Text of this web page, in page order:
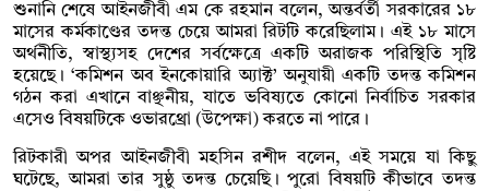
শুনানি শেষে আইনজীবী এম কে রহমান বলেন, অন্তর্বর্তী সরকারের ১৮
মাসের কর্মকাণ্ডের তদন্ত চেয়ে আমরা রিটটি করেছিলাম। এই ১৮ মাসে
অর্থনীতি, স্বাস্থ্যসহ দেশের সর্বক্ষেত্রে একটি অরাজক পরিস্থিতি সৃষ্টি
হয়েছে। ‘কমিশন অব ইনকোয়ারি অ্যাক্ট’ অনুযায়ী একটি তদন্ত কমিশন
গঠন করা এখানে বাঞ্ছনীয়, যাতে ভবিষ্যতে কোনো নির্বাচিত সরকার
এসেও বিষয়টিকে ওভারথ্রো (উপেক্ষা) করতে না পারে।
রিটকারী অপর আইনজীবী মহসিন রশীদ বলেন, এই সময়ে যা কিছু
ঘটেছে, আমরা তার সুষ্ঠু তদন্ত চেয়েছি। পুরো বিষয়টি কীভাবে তদন্ত